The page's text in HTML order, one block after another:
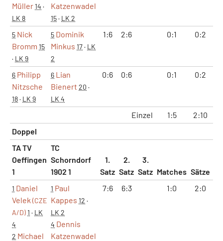
Müller14 ·
LK 8
Katzenwadel
15· LK 2
5 Nick
Bromm 15
· LK 9
5 Dominik
Minkus 17· LK
2
1:6 2:6 0:1 0:2
6 Philipp
Nitzsche
18· LK 9
6 Lian
Bienert 20 ·
LK 4
0:6 0:6 0:1 0:2
Einzel 1:5 2:10
Doppel
TA TV
Oeffingen
1
TC
Schorndorf
1902 1
1.
Satz
2.
Satz
3.
Satz Matches Sätze
1 Daniel
Velek (CZE
A/D)1 · LK
4
2 Michael
1 Paul
Kappes 12 ·
LK 2
4 Dennis
Katzenwadel
7:6 6:3 1:0 2:0